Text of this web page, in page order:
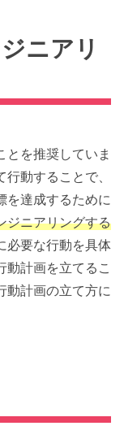
ニアリ
とを推奨していま
動することで、
を達成するために
ジニアリングする
必要な行動を具体
動計画を立てるこ
動計画の立て方に